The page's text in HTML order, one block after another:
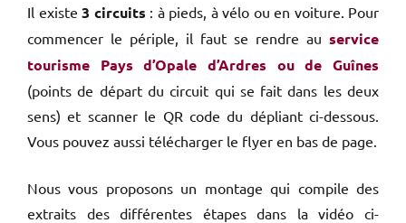
Il existe 3 circuits : à pieds, à vélo ou en voiture. Pour
commencer le périple, il faut se rendre au service
tourisme Pays d’Opale d’Ardres ou de Guînes
(points de départ du circuit qui se fait dans les deux
sens) et scanner le QR code du dépliant ci-dessous.
Vous pouvez aussi télécharger le flyer en bas de page.
Nous vous proposons un montage qui compile des
extraits des différentes étapes dans la vidéo ci-